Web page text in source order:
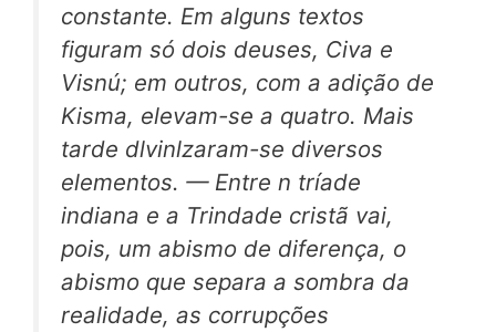
constante. Em alguns textos
figuram só dois deuses, Civa e
Visnú; em outros, com a adição de
Kisma, elevam-se a quatro. Mais
tarde dlvinlzaram-se diversos
elementos. — Entre n tríade
indiana e a Trindade cristã vai,
pois, um abismo de diferença, o
abismo que separa a sombra da
realidade, as corrupções